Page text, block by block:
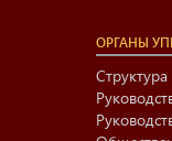
ОРГАНЫ
Структура